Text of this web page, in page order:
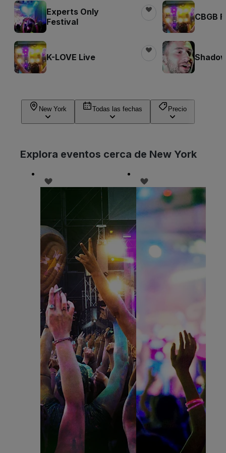
Experts Only
Festival
K-LOVE Live
CBGB
New York Todas las fechas Precio
Explora eventos cerca de New York